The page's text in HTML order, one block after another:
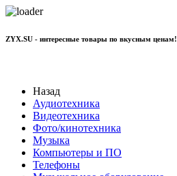
ZYX.SU - интересные товары по вкусным ценам!
Назад
Аудиотехника
Видеотехника
Фото/кинотехника
Музыка
Компьютеры и ПО
Телефоны